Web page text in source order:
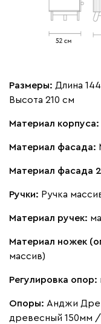
Размеры: Длина
Высота 210 см
Материал корпуса:
Материал фасада:
Материал фасада
Ручки: Ручка
Материал ручек:
Материал ножек
массив)
Регулировка опор:
Опоры: Анджи
древесный 150мм